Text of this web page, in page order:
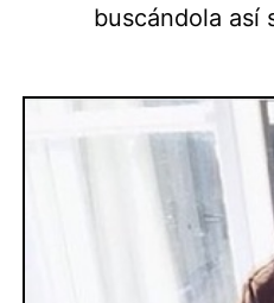
buscándola así